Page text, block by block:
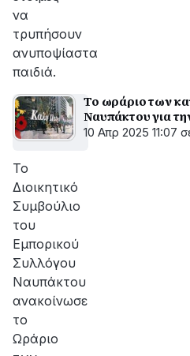
να
τρυπήσουν
ανυποψίαστα
παιδιά.
Το ωράριο των
Ναυπάκτου για
10 Απρ 2025 11:07
Το
Διοικητικό
Συμβούλιο
του
Εμπορικού
Συλλόγου
Ναυπάκτου
ανακοίνωσε
το
Ωράριο